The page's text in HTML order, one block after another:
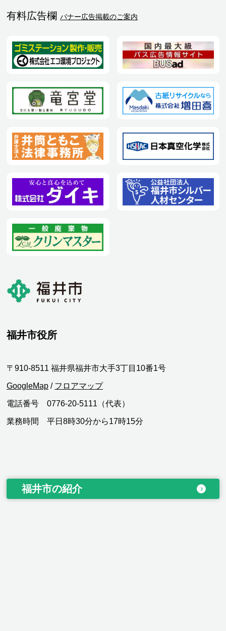
有料広告欄 バナー広告掲載のご案内
福井市役所
〒910-8511 福井県福井市大手3丁目10番1号
GoogleMap / フロアマップ
電話番号 0776-20-5111（代表）
業務時間 平日8時30分から17時15分
福井市の紹介